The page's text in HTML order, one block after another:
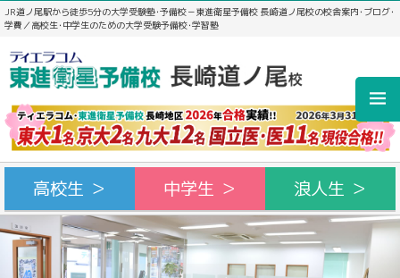
JR道ノ尾駅から徒歩5分の大学受験塾･予備校－東進衛星予備校 長崎道ノ尾校の校舎案内･ブログ･
学費／高校生･中学生のための大学受験予備校･学習塾
高校生 ＞ 中学生 ＞ 浪人生 ＞